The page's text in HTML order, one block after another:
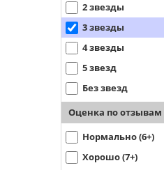
2 звезды
3 звезды
4 звезды
5 звезд
Без звезд
Оценка по отзывам
Нормально (6+)
Хорошо (7+)